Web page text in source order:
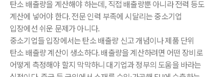
탄소 배출량을 계산해야 하는데, 직접 배출량뿐 아니라 전력 등도
계산에 넣어야 한다. 전문 인력 부족에 시달리는 중소기업
입장에선 쉬운 문제가 아니다.
중소기업들 입장에서는 탄소 배출량 신고 개념이나 제품 단위
탄소 배출량 계산이 생소하다. 배출량을 계산하려면 어떤 장비로
어떻게 측정해야 할지 막막하니 대기업과 정부의 도움을 바라는